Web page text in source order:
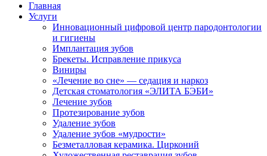
Главная
Услуги
Инновационный цифровой центр пародонтологии
и гигиены
Имплантация зубов
Брекеты. Исправление прикуса
Виниры
«Лечение во сне» — седация и наркоз
Детская стоматология «ЭЛИТА БЭБИ»
Лечение зубов
Протезирование зубов
Удаление зубов
Удаление зубов «мудрости»
Безметалловая керамика. Цирконий